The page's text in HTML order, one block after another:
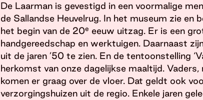
De Laarman is gevestigd in een voormalige
de Sallandse Heuvelrug. In het museum zie en
het begin van de 20e eeuw uitzag. Er is een
handgereedschap en werktuigen. Daarnaast
uit de jaren ’50 te zien. En de tentoonstelling
herkomst van onze dagelijkse maaltijd. Vaders,
komen er graag over de vloer. Dat geldt ook
verzorgingshuizen uit de regio. Enkele jaren